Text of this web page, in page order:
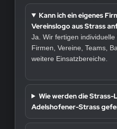
Kann ich ein eigenes
Vereinslogo aus Strass
Ja. Wir fertigen
Firmen, Vereine, Teams,
weitere Einsatzbereiche.
Wie werden die Strass-
Adelshofener-Strass